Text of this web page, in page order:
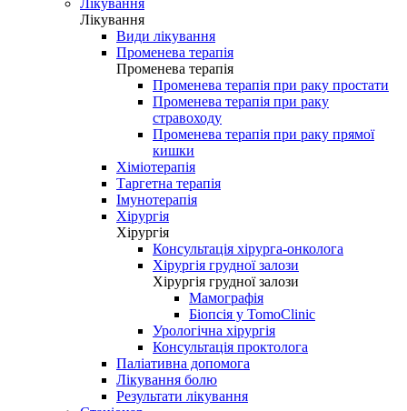
Лікування
Лікування
Види лікування
Променева терапія
Променева терапія
Променева терапія при раку простати
Променева терапія при раку
стравоходу
Променева терапія при раку прямої
кишки
Хіміотерапія
Таргетна терапія
Імунотерапія
Хірургія
Хірургія
Консультація хірурга-онколога
Хірургія грудної залози
Хірургія грудної залози
Мамографія
Біопсія у TomoClinic
Урологічна хірургія
Консультація проктолога
Паліативна допомога
Лікування болю
Результати лікування